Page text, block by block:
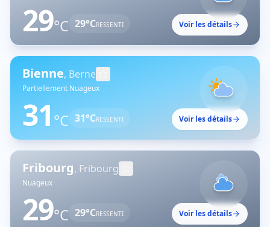
29°C 29°CRESSENTI Voir les détails
Bienne, Berne
Partiellement Nuageux
31 °C 31°CRESSENTI Voir les détails
Fribourg, Fribourg
Nuageux
29°C 29°CRESSENTI Voir les détails